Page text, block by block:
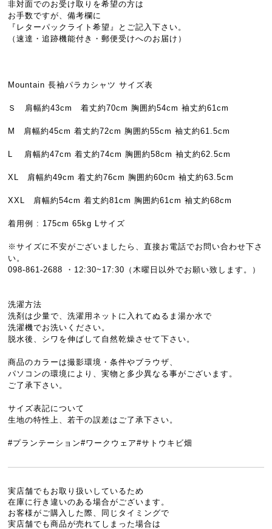
非対面でのお受け取りを希望の方は
お手数ですが、備考欄に
『レターパックライト希望』とご記入下さい。
（速達・追跡機能付き・郵便受けへのお届け）
Mountain 長袖パラカシャツ サイズ表
Ｓ 肩幅約43cm 着丈約70cm 胸囲約54cm 袖丈約61cm
M 肩幅約45cm 着丈約72cm 胸囲約55cm 袖丈約61.5cm
L 肩幅約47cm 着丈約74cm 胸囲約58cm 袖丈約62.5cm
XL 肩幅約49cm 着丈約76cm 胸囲約60cm 袖丈約63.5cm
XXL 肩幅約54cm 着丈約81cm 胸囲約61cm 袖丈約68cm
着用例 : 175cm 65kg Lサイズ
※サイズに不安がございましたら、直接お電話でお問い合わせ下さ
い。
098-861-2688 ・12:30~17:30（木曜日以外でお願い致します。）
洗濯方法
洗剤は少量で、洗濯用ネットに入れてぬるま湯か水で
洗濯機でお洗いください。
脱水後、シワを伸ばして自然乾燥させて下さい。
商品のカラーは撮影環境・条件やブラウザ、
パソコンの環境により、実物と多少異なる事がございます。
ご了承下さい。
サイズ表記について
生地の特性上、若干の誤差はご了承下さい。
#プランテーション#ワークウェア#サトウキビ畑
実店舗でもお取り扱いしているため
在庫に行き違いのある場合がございます。
お客様がご購入した際、同じタイミングで
実店舗でも商品が売れてしまった場合は